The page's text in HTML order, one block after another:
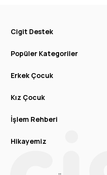
Cigit Destek
Popüler Kategoriler
Erkek Çocuk
Kız Çocuk
İşlem Rehberi
Hikayemiz